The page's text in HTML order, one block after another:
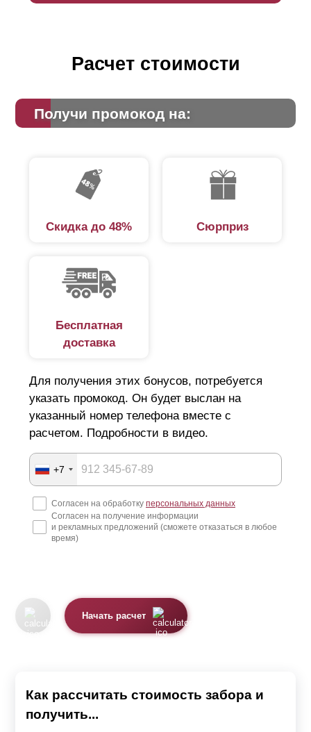
Расчет стоимости
Получи промокод на:
Скидка до 48% Сюрприз
Бесплатная
доставка
Для получения этих бонусов, потребуется
указать промокод. Он будет выслан на
указанный номер телефона вместе с
расчетом. Подробности в видео.
+7
Согласен на обработку персональных данных
Согласен на получение информации
и рекламных предложений (сможете отказаться в любое
время)
Начать расчет
Как рассчитать стоимость забора и
получить...